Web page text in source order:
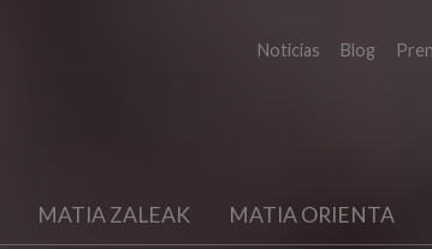
Noticias Blog
MATIA ZALEAK MATIA ORIENTA